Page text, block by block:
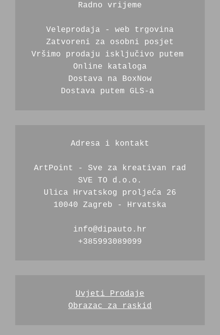
Radno vrijeme
Veleprodaja - web trgovina
Zatvoreni za osobni posjet
Vršimo prodaju isključivo putem
Online kataloga
Dostava na BoxNow
Dostava putem GLS-a
Adresa i kontakt
ArtPoint - Sve za kreativan rad
SVE TO d.o.o.
Ulica Hrvatskog proljeća 26
10040 Zagreb - Hrvatska
info@dipauto.hr
+385993089099
Uvjeti Prodaje
Obrazac za raskid